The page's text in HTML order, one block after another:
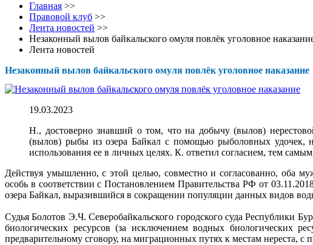
Главная >>
Правовой клуб >>
Лента новостей >>
Незаконный вылов байкальского омуля повлёк уголовное
Лента новостей
Незаконный вылов байкальского омуля повлёк уголовное наказание
19.03.2023
Н., достоверно знавший о том, что на добычу (вылов)
(вылов) рыбы из озера Байкал с помощью рыболовных удочек,
использования ее в личных целях. К. ответил согласием, тем
Действуя умышленно, с этой целью, совместно и согласованно, оба
особь в соответствии с Постановлением Правительства РФ от
озера Байкал, выразившийся в сокращении популяции данных видов
Судья Болотов Э.Ч. Северобайкальского городского суда Республики
биологических ресурсов (за исключением водных биологических
предварительному сговору, на миграционных путях к местам нереста,